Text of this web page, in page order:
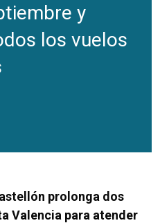
y
los vuelos
prolonga dos
Valencia para atender